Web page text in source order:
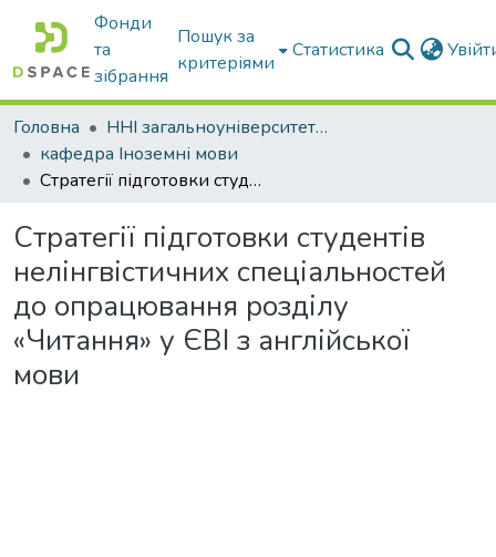
Фонди
та
зібрання
Пошук за
критеріями
Статистика
Головна
ННІ загальноуніверситетської підготовки
кафедра Іноземні мови
Стратегії підготовки студентів нелінгвістичних спеціальностей до опрацювання розділу «Читання» у ЄВІ з англійської мови
Стратегії підготовки студентів
нелінгвістичних спеціальностей
до опрацювання розділу
«Читання» у ЄВІ з англійської
мови